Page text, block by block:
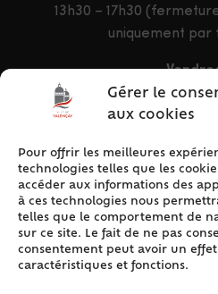
Gérer le
aux cookies
Pour offrir les meilleures
technologies telles que les
accéder aux informations des
à ces technologies nous
telles que le comportement de
sur ce site. Le fait de ne pas
consentement peut avoir un
caractéristiques et fonctions.
13h30 – 17h30
uniquement par
9h – 12h &
ACCÈS
Plan du
Mentions